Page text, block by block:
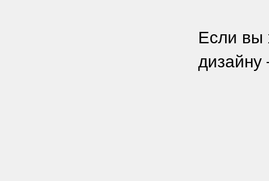
Если вы
дизайну